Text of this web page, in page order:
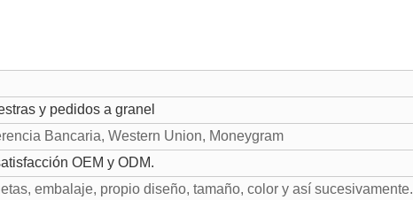
y pedidos a granel
Bancaria, Western Union, Moneygram
OEM y ODM.
embalaje, propio diseño, tamaño, color y así sucesivamente.